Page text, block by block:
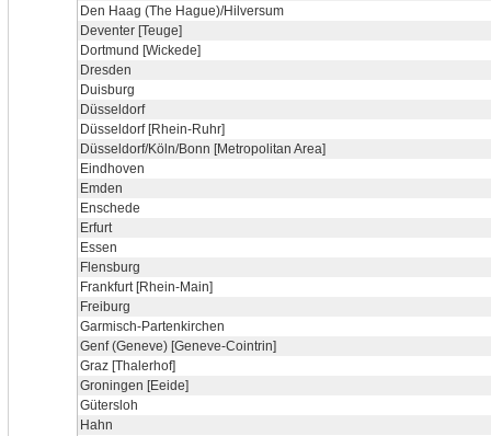
Den Haag (The Hague)/Hilversum
Deventer [Teuge]
Dortmund [Wickede]
Dresden
Duisburg
Düsseldorf
Düsseldorf [Rhein-Ruhr]
Düsseldorf/Köln/Bonn [Metropolitan Area]
Eindhoven
Emden
Enschede
Erfurt
Essen
Flensburg
Frankfurt [Rhein-Main]
Freiburg
Garmisch-Partenkirchen
Genf (Geneve) [Geneve-Cointrin]
Graz [Thalerhof]
Groningen [Eeide]
Gütersloh
Hahn